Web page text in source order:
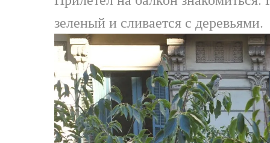
зеленый и сливается с деревьями.